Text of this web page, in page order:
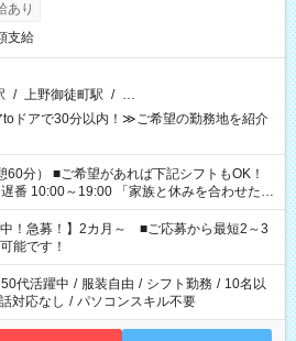
あり
支給
/ 上野御徒町駅 / …
ドアで30分以内！≫ご希望の勤務地を紹介
記シフトもOK！
「家族と休みを合わせた
夕飯の準備がしたい」 「できれば残業はし
を教えてくださいね。 ※Wワーク希望
事で希望する勤務時間と、もう1つのお仕事
週40時間を超える場合は応募できません。
中！急募！】2カ月～ ■ご応募から最短2～3
能です！
代活躍中 / 服装自由 / シフト勤務 / 10名以
対応なし / パソコンスキル不要